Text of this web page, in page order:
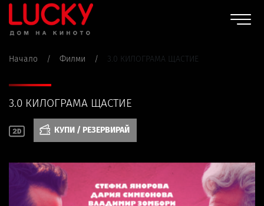
Начало / Филми / 3.0 КИЛОГРАМА ЩАСТИЕ
3.0 КИЛОГРАМА ЩАСТИЕ
КУПИ / РЕЗЕРВИРАЙ